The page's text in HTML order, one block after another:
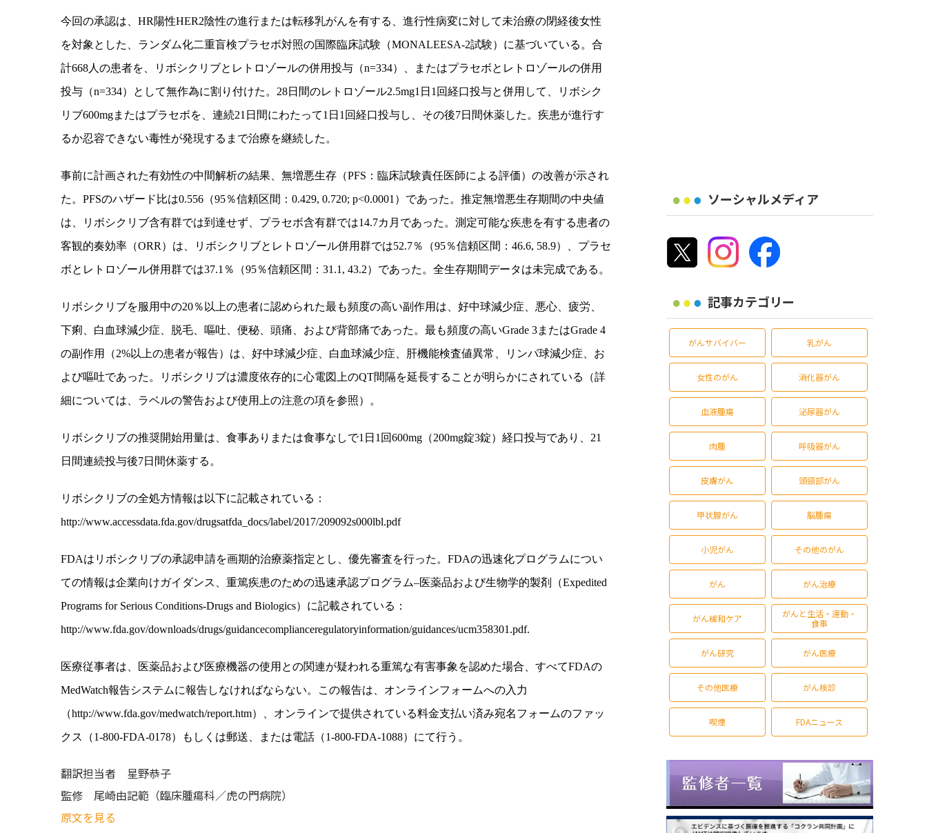
今回の承認は、 HR 陽性HER2陰性の進行または転移乳がんを有する、進行性病変に対して未治療の閉経後女性
を対象とした、ランダム化二重盲検プラセボ対照の国際臨床試験（MONALEESA-2試験）に基づいている。合
計668人の患者を、リボシクリブとレトロゾールの併用投与（n=334）
、またはプラセボとレトロゾールの併用
投与（n=334） として無作為に割り付けた。 28日間のレトロゾール2.5mg1 日 1 回経口投与と併用して、リボシク
リブ600mgまたはプラセボを、連続21 日間にわたって1 日 1 回経口投与し、その後7日間休薬した。疾患が進行す
るか忍容できない毒性が発現するまで治療を継続した。
事前に計画された有効性の中間解析の結果、無増悪生存（PFS ：臨床試験責任医師による評価）の改善が示され
た。 PFSのハザード比は0.556 （95％信頼区間： 0.429, 0.720; p<0.0001 ）であった。推定無増悪生存期間の中央値
は、リボシクリブ含有群では到達せず、プラセボ含有群では14.7カ月であった。測定可能な疾患を有する患者の
客観的奏効率（ORR ）は、リボシクリブとレトロゾール併用群では52.7％（95％信頼区間： 46.6, 58.9）、プラセ
ボとレトロゾール併用群では37.1 ％（95％信頼区間： 31.1, 43.2）であった。全生存期間データは未完成である。
リボシクリブを服用中の20％以上の患者に認められた最も頻度の高い副作用は、好中球減少症、悪心、疲労、
下痢、白血球減少症、脱毛、嘔吐、便秘、頭痛、および背部痛であった。最も頻度の高いGrade 3またはGrade 4
の副作用（2%以上の患者が報告）は、好中球減少症、白血球減少症、肝機能検査値異常、リンパ球減少症、お
よび嘔吐であった。リボシクリブは濃度依存的に心電図上のQT間隔を延長することが明らかにされている（詳
細については、ラベルの警告および使用上の注意の項を参照）。
リボシクリブの推奨開始用量は、食事ありまたは食事なしで1 日 1 回600mg （200mg錠3錠）経口投与であり、 21
日間連続投与後7日間休薬する。
リボシクリブの全処方情報は以下に記載されている：
http://www.accessdata.fda.gov/drugsatfda_docs/label/2017/209092s000lbl.pdf
FDAはリボシクリブの承認申請を画期的治療薬指定とし、優先審査を行った。 FDAの迅速化プログラムについ
ての情報は企業向けガイダンス、重篤疾患のための迅速承認プログラム–医薬品および生物学的製剤（Expedited
Programs for Serious Conditions-Drugs and Biologics）に記載されている：
http://www.fda.gov/downloads/drugs/guidancecomplianceregulatoryinformation/guidances/ucm358301.pdf.
医療従事者は、医薬品および医療機器の使用との関連が疑われる重篤な有害事象を認めた場合、すべてFDAの
MedWatch報告システムに報告しなければならない。この報告は、オンラインフォームへの入力
（http://www.fda.gov/medwatch/report.htm）、オンラインで提供されている料金支払い済み宛名フォームのファッ
クス（1-800-FDA-0178）もしくは郵送、または電話（1-800-FDA-1088）にて行う。
翻訳担当者 星野恭子
監修 尾崎由記範（臨床腫瘍科／虎の門病院）
原文を見る
ソーシャルメディア
記事カテゴリー
がんサバイバー 乳がん
女性のがん 消化器がん
血液腫瘍 泌尿器がん
肉腫 呼吸器がん
皮膚がん 頭頸部がん
甲状腺がん 脳腫瘍
小児がん その他のがん
がん がん治療
がん緩和ケア
がんと生活・運動・
食事
がん研究 がん医療
その他医療 がん検診
喫煙 FDAニュース